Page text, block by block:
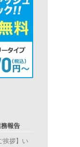
報告
挨拶】い